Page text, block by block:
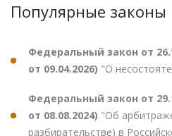
Популярные законы
Федеральный закон от
от 09.04.2026) "О
Федеральный закон от
от 08.08.2024) "Об
разбирательстве) в